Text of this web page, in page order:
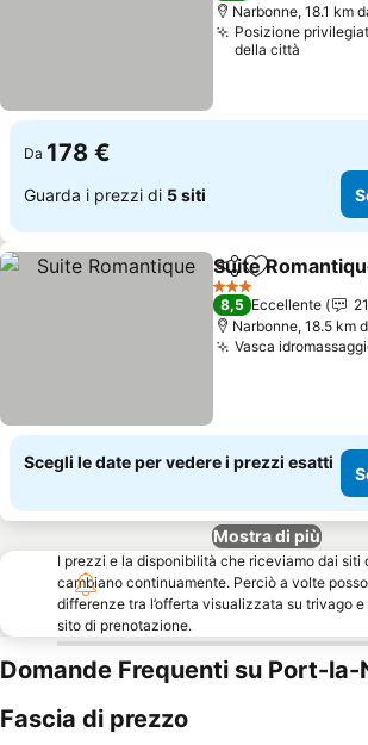
Narbonne, 18.1 km
Posizione
della città
Da 178 €
Guarda i prezzi di 5 siti
CondividiAggiungi ai
Suite
3 Stelle
8,5 Eccellente
Narbonne, 18.5 km
Vasca
Scegli le date per vedere i prezzi esatti
Mostra di più
I prezzi e la disponibilità che riceviamo dai siti
cambiano continuamente. Perciò a volte
differenze tra l’offerta visualizzata su trivago
sito di prenotazione.
Domande Frequenti su Port-la-
Fascia di prezzo